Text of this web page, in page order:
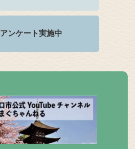
アンケート実施中